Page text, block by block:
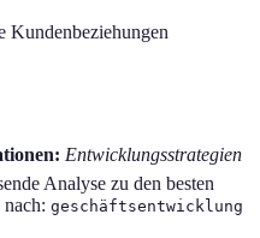
Kundenbeziehungen
Entwicklungsstrategien
Analyse zu den besten
geschäftsentwicklung